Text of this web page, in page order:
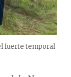
fuerte temporal